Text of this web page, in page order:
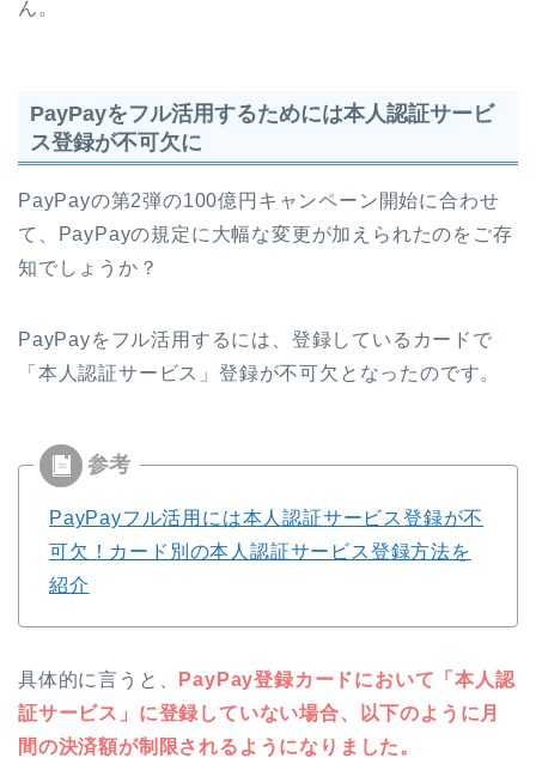
ん。
PayPayをフル活用するためには本人認証サービ
ス登録が不可欠に
PayPayの第2弾の100億円キャンペーン開始に合わせ
て、PayPayの規定に大幅な変更が加えられたのをご存
知でしょうか？
PayPayをフル活用するには、登録しているカードで
「本人認証サービス」登録が不可欠となったのです。
PayPayフル活用には本人認証サービス登録が不
可欠！カード別の本人認証サービス登録方法を
紹介
具体的に言うと、
PayPay登録カードにおいて「本人認
証サービス」に登録していない場合、以下のように月
間の決済額が制限されるようになりました。